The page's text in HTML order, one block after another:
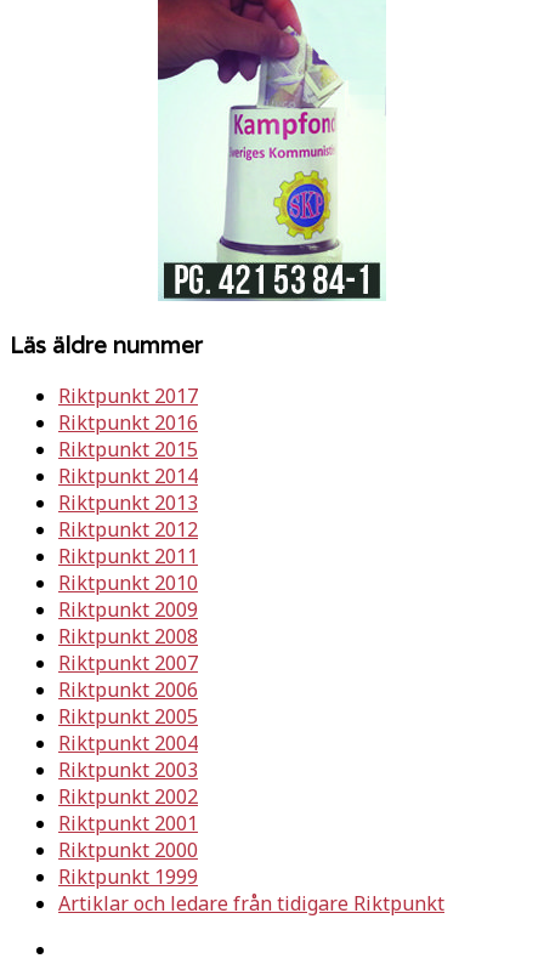
Läs äldre nummer
Riktpunkt 2017
Riktpunkt 2016
Riktpunkt 2015
Riktpunkt 2014
Riktpunkt 2013
Riktpunkt 2012
Riktpunkt 2011
Riktpunkt 2010
Riktpunkt 2009
Riktpunkt 2008
Riktpunkt 2007
Riktpunkt 2006
Riktpunkt 2005
Riktpunkt 2004
Riktpunkt 2003
Riktpunkt 2002
Riktpunkt 2001
Riktpunkt 2000
Riktpunkt 1999
Artiklar och ledare från tidigare Riktpunkt